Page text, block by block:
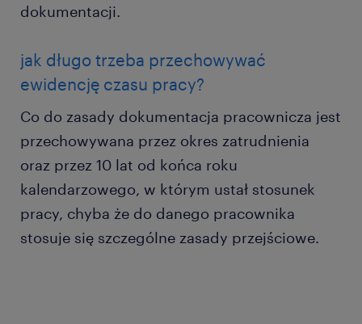
dokumentacji.
jak długo trzeba przechowywać
ewidencję czasu pracy?
Co do zasady dokumentacja pracownicza jest
przechowywana przez okres zatrudnienia
oraz przez 10 lat od końca roku
kalendarzowego, w którym ustał stosunek
pracy, chyba że do danego pracownika
stosuje się szczególne zasady przejściowe.